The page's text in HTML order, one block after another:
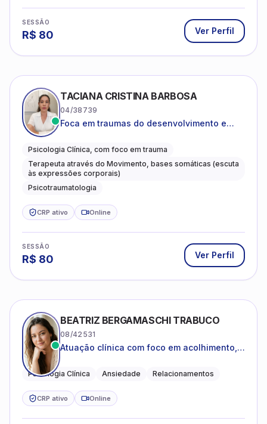
SESSÃO
R$ 80 Ver Perfil
TACIANA CRISTINA BARBOSA
04/38739
Foca em traumas do desenvolvimento e
Psicologia Clínica, com foco em trauma
Terapeuta através do Movimento, bases somáticas (escuta
às expressões corporais)
Psicotraumatologia
CRP ativo Online
SESSÃO
R$ 80 Ver Perfil
BEATRIZ BERGAMASCHI TRABUCO
08/42531
Atuação clínica com foco em acolhimento,
Psicologia Clínica Ansiedade Relacionamentos
CRP ativo Online